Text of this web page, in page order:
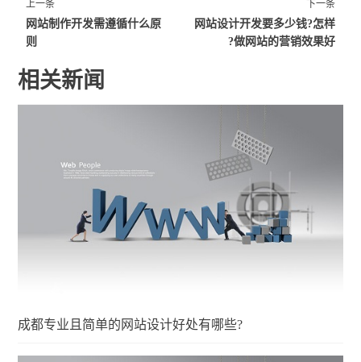
上一条
网站制作开发需遵循什么原
则
下一条
网站设计开发要多少钱?怎样
做网站的营销效果好?
相关新闻
成都专业且简单的网站设计好处有哪些?